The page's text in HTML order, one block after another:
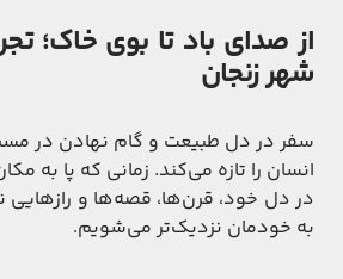
از صدای باد تا بوی خاک؛
شهر زنجان
سفر در دل طبیعت و گام نهادن در
انسان را تازه می‌کند. زمانی که پا به
در دل خود، قرن‌ها، قصه‌ها و رازهایی
به خودمان نزدیک‌تر می‌شویم.